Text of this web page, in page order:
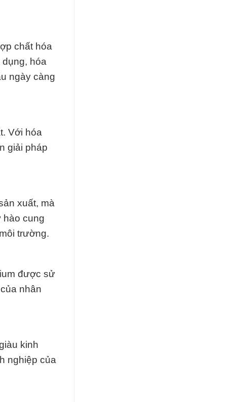
chất hóa
hóa
ngày càng
Với hóa
giải pháp
xuất, mà
hào cung
trường.
được sử
nhân
kinh
nghiệp của